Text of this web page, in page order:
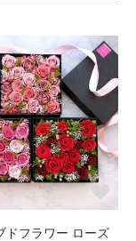
ドフラワー ローズ